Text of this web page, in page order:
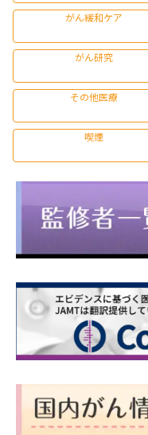
がん緩和ケア
がん研究
その他医療
喫煙